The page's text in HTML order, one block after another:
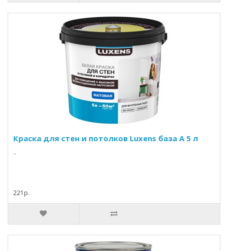
Краска для стен и потолков Luxens база A 5 л
..
221р.